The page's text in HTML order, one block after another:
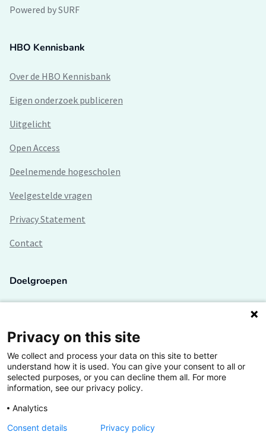
Powered by SURF
HBO Kennisbank
Over de HBO Kennisbank
Eigen onderzoek publiceren
Uitgelicht
Open Access
Deelnemende hogescholen
Veelgestelde vragen
Privacy Statement
Contact
Doelgroepen
Lectoren en onderzoekers
Bedrijven
Hogescholen
Privacy on this site
We collect and process your data on this site to better
understand how it is used. You can give your consent to all or
selected purposes, or you can decline them all. For more
information, see our privacy policy.
Analytics
Consent details
Privacy policy